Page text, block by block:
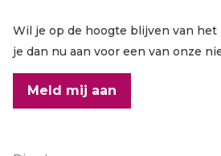
Wil je op de hoogte blijven van
je dan nu aan voor een van onze
Meld mij aan